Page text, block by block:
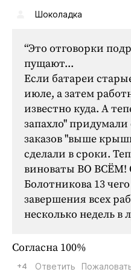
Шоколадка
“Это отговорки
пущают...
Если батареи
июле, а затем
известно куда. А
запахло"
заказов "выше
сделали в сроки.
виноваты ВО ВСЁМ!
Болотникова 13
завершения всех
несколько недель
Согласна 100%
+4 Ответить